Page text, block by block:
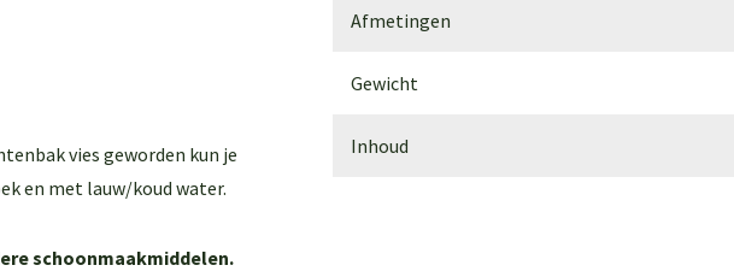
vies geworden kun je
en met lauw/koud water.
schoonmaakmiddelen.
Afmetingen
Gewicht
Inhoud